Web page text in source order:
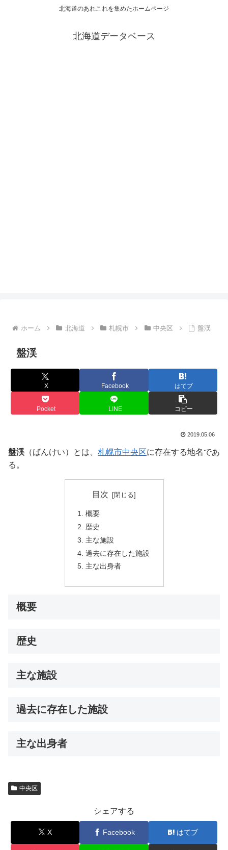
北海道のあれこれを集めたホームページ
北海道データベース
ホーム 北海道 札幌市 中央区 盤渓
盤渓
X Facebook はてブ
Pocket LINE コピー
2019.05.06
盤渓 （ばんけい）とは、 札幌市中央区に存在する地名であ
る。
目次
概要
歴史
主な施設
過去に存在した施設
主な出身者
概要
歴史
主な施設
過去に存在した施設
主な出身者
中央区
シェアする
X Facebook はてブ